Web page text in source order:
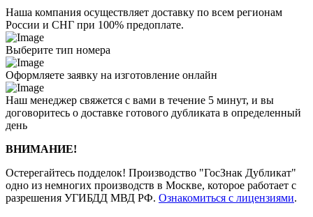
Наша компания осуществляет доставку по всем регионам
России и СНГ при 100% предоплате.
Выберите тип номера
Оформляете заявку на изготовление онлайн
Наш менеджер свяжется с вами в течение 5 минут, и вы
договоритесь о доставке готового дубликата в определенный
день
ВНИМАНИЕ!
Остерегайтесь подделок! Производство "ГосЗнак Дубликат"
одно из немногих производств в Москве, которое работает с
разрешения УГИБДД МВД РФ. Ознакомиться с лицензиями.